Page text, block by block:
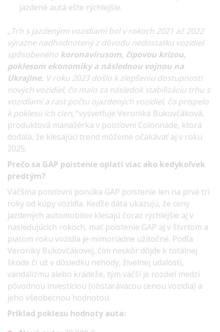
jazdené autá ešte rýchlejšie.
„Trh s jazdenými vozidlami bol v rokoch 2021 až 2022
výrazne nadhodnotený z dôvodu nedostatku vozidiel
spôsobeného koronavírusom, čipovou krízou,
poklesom ekonomiky a následnou vojnou na
Ukrajine. V roku 2023 došlo k zlepšeniu dostupnosti
nových vozidiel, čo malo za následok stabilizáciu trhu s
vozidlami a rast počtu ojazdených vozidiel, čo prispelo
k poklesu ich cien,“vysvetľuje Veronika Bukovčáková,
produktová manažérka v poisťovni Colonnade, ktorá
dodala, že klesajúci trend môžeme očakávať aj v roku
2025.
Prečo sa GAP poistenie oplatí viac ako kedykoľvek
predtým?
Väčšina poisťovní ponúka GAP poistenie len na prvé tri
roky od kúpy vozidla. Keďže dáta ukazujú, že ceny
jazdených automobilov klesajú čoraz rýchlejšie aj v
nasledujúcich rokoch, mať poistenie GAP aj v štvrtom a
piatom roku vozidla je mimoriadne užitočné. Podľa
Veroniky Bukovčákovej, čím neskôr dôjde k totálnej
škode či už v dôsledku nehody, živelnej udalosti,
vandalizmu alebo krádeže, tým väčší je rozdiel medzi
pôvodnou investíciou (obstarávacou cenou vozidla) a
jeho všeobecnou hodnotou.
Príklad poklesu hodnoty auta: